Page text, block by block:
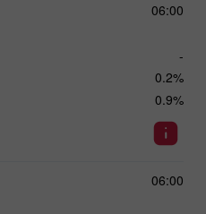
06:00
-
0.2%
0.9%
06:00